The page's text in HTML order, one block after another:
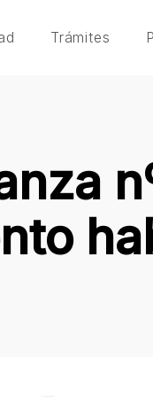
Trámites